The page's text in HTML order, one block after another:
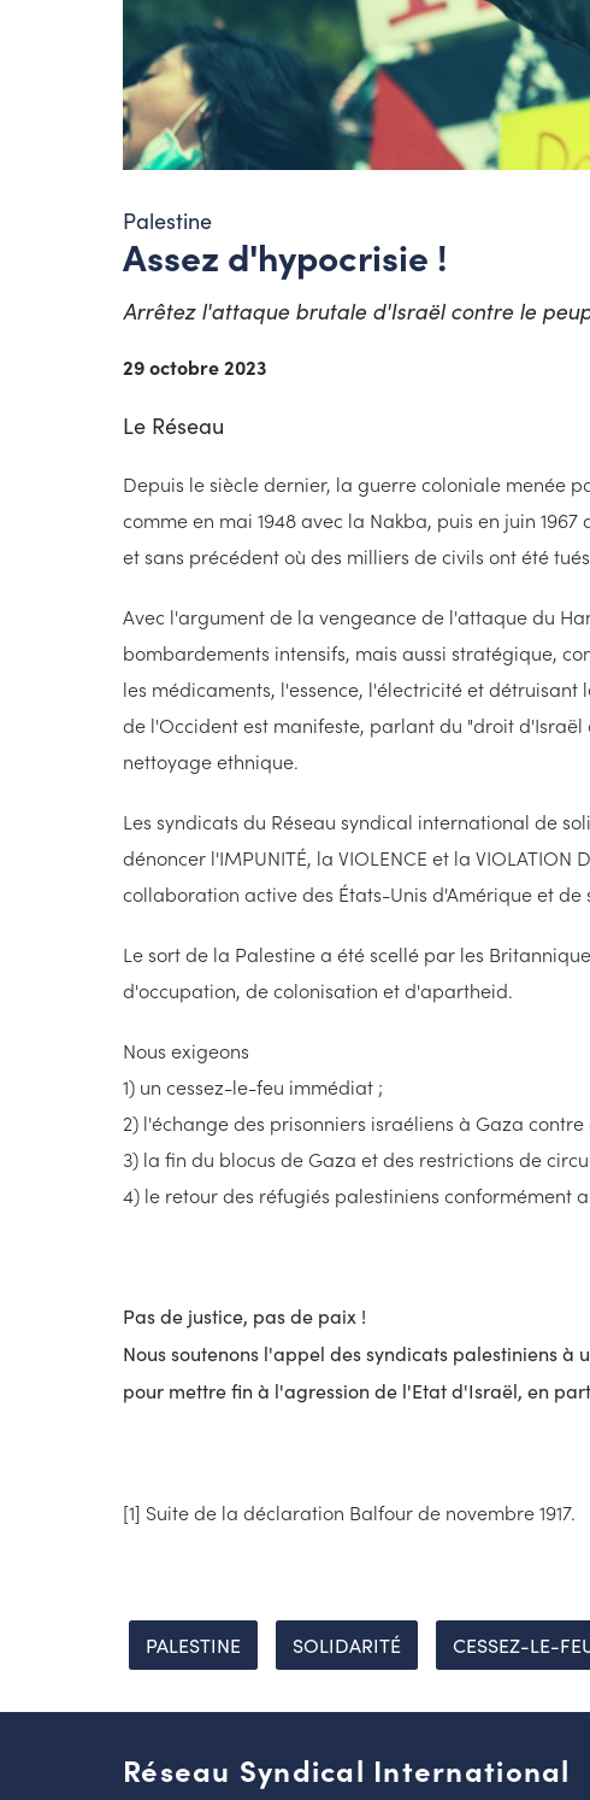
Palestine
Assez d'hypocrisie !
Arrêtez l'attaque brutale d'Israël contre le
29 octobre 2023
Le Réseau
Depuis le siècle dernier, la guerre coloniale menée
comme en mai 1948 avec la Nakba, puis en juin
et sans précédent où des milliers de civils ont été
Avec l'argument de la vengeance de l'attaque du
bombardements intensifs, mais aussi stratégique,
les médicaments, l'essence, l'électricité et
de l'Occident est manifeste, parlant du "droit
nettoyage ethnique.
Les syndicats du Réseau syndical international de
dénoncer l'IMPUNITÉ, la VIOLENCE et la
collaboration active des États-Unis d'Amérique et de
Le sort de la Palestine a été scellé par les
d'occupation, de colonisation et d'apartheid.
Nous exigeons
1) un cessez-le-feu immédiat ;
2) l'échange des prisonniers israéliens à Gaza
3) la fin du blocus de Gaza et des restrictions de
4) le retour des réfugiés palestiniens
Pas de justice, pas de paix !
Nous soutenons l'appel des syndicats palestiniens
pour mettre fin à l'agression de l'Etat d'Israël, en
[1] Suite de la déclaration Balfour de novembre 1917.
PALESTINE SOLIDARITÉ CESSEZ-LE-
Réseau Syndical International